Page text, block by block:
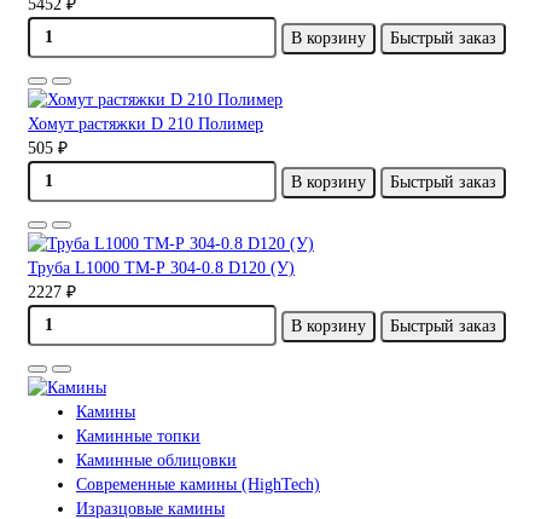
5452 ₽
В корзину
Быстрый заказ
Хомут растяжки D 210 Полимер
505 ₽
В корзину
Быстрый заказ
Труба L1000 ТМ-Р 304-0.8 D120 (У)
2227 ₽
В корзину
Быстрый заказ
Камины
Каминные топки
Каминные облицовки
Современные камины (HighTech)
Изразцовые камины